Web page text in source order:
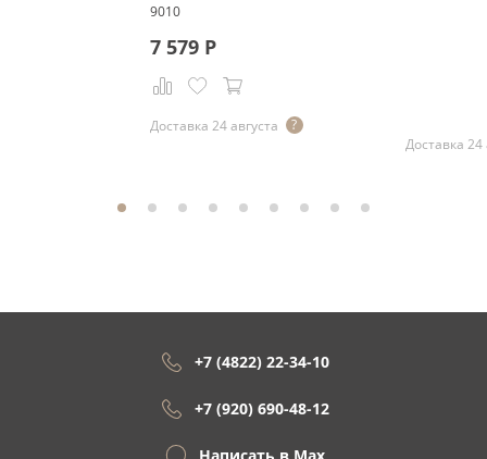
9010
7 579Р
Доставка 24 августа
Доставка 24
+7 (4822) 22-34-10
+7 (920) 690-48-12
Написать в Max